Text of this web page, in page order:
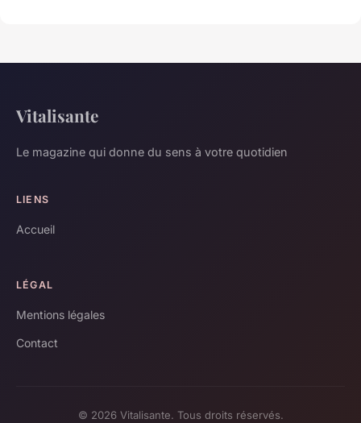
Vitalisante
Le magazine qui donne du sens à votre quotidien
LIENS
Accueil
LÉGAL
Mentions légales
Contact
© 2026 Vitalisante. Tous droits réservés.